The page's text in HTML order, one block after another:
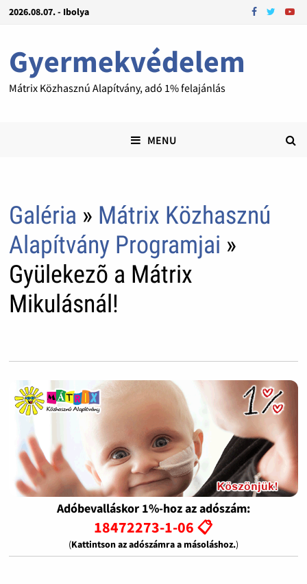
2026.08.07. - Ibolya
Gyermekvédelem
Mátrix Közhasznú Alapítvány, adó 1% felajánlás
MENU
Galéria » Mátrix Közhasznú
Alapítvány Programjai »
Gyülekezõ a Mátrix
Mikulásnál!
Adóbevalláskor 1%-hoz az adószám:
18472273-1-06 📋
(Kattintson az adószámra a másoláshoz.)